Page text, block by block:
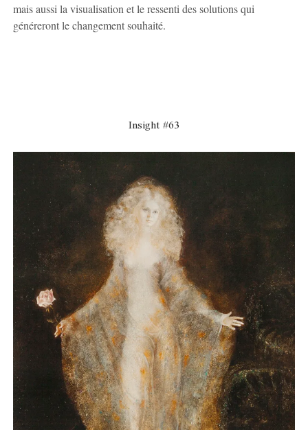
mais aussi la visualisation et le ressenti des solutions qui
généreront le changement souhaité.
Insight #63